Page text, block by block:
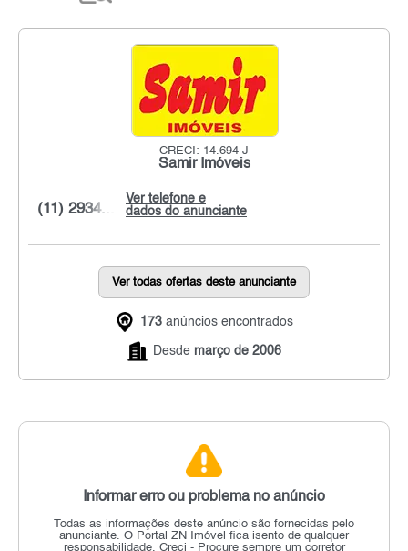
CRECI: 14.694-J
Samir Imóveis
Ver telefone e
dados do anunciante
(11) 2934...
Ver todas ofertas deste anunciante
173 anúncios encontrados
Desde março de 2006
Informar erro ou problema no anúncio
Todas as informações deste anúncio são fornecidas pelo
anunciante. O Portal ZN Imóvel fica isento de qualquer
responsabilidade. Creci - Procure sempre um corretor